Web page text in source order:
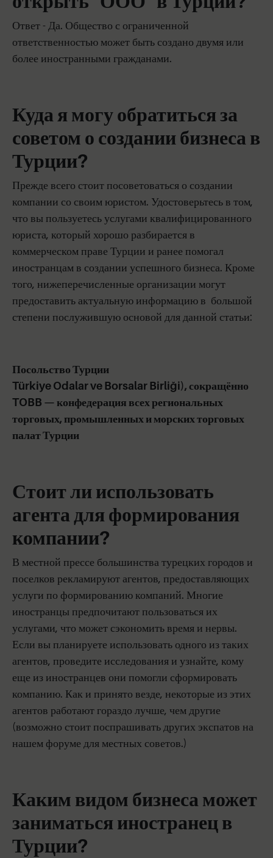
Ответ - Да. Общество с ограниченной
ответственностью может быть создано двумя или
более иностранными гражданами.
Куда я могу обратиться за
советом о создании бизнеса в
Турции?
Прежде всего стоит посоветоваться о создании
компании со своим юристом. Удостоверьтесь в том,
что вы пользуетесь услугами квалифицированного
юриста, который хорошо разбирается в
коммерческом праве Турции и ранее помогал
иностранцам в создании успешного бизнеса. Кроме
того, нижеперечисленные организации могут
предоставить актуальную информацию в большой
степени послужившую основой для данной статьи:
Посольство Турции
Türkiye Odalar ve Borsalar Birliği), сокращённо
TOBB — конфедерация всех региональных
торговых, промышленных и морских торговых
палат Турции
Стоит ли использовать
агента для формирования
компании?
В местной прессе большинства турецких городов и
поселков рекламируют агентов, предоставляющих
услуги по формированию компаний. Многие
иностранцы предпочитают пользоваться их
услугами, что может сэкономить время и нервы.
Если вы планируете использовать одного из таких
агентов, проведите исследования и узнайте, кому
еще из иностранцев они помогли сформировать
компанию. Как и принято везде, некоторые из этих
агентов работают гораздо лучше, чем другие
(возможно стоит поспрашивать других экспатов на
нашем форуме для местных советов.)
Каким видом бизнеса может
заниматься иностранец в
Турции?